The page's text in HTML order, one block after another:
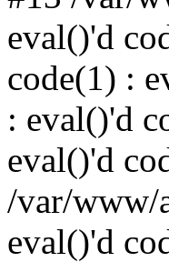
eval()'d
code(1) :
: eval()'d
eval()'d
/var/www/
eval()'d